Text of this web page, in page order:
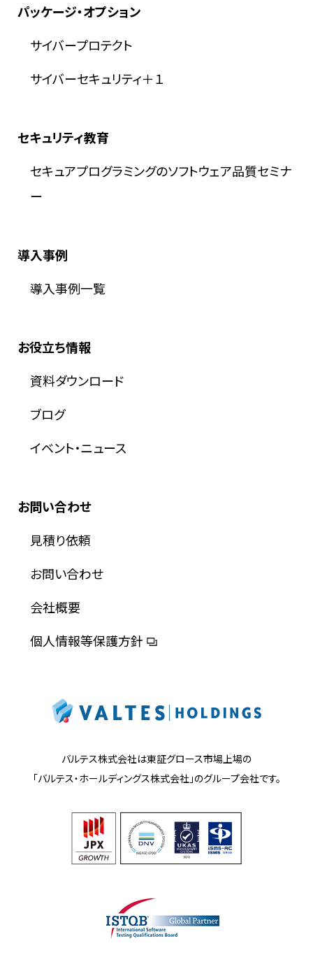
パッケージ・オプション
サイバープロテクト
サイバーセキュリティ＋１
セキュリティ教育
セキュアプログラミングのソフトウェア品質セミナ
ー
導入事例
導入事例一覧
お役立ち情報
資料ダウンロード
ブログ
イベント・ニュース
お問い合わせ
見積り依頼
お問い合わせ
会社概要
個人情報等保護方針
バルテス株式会社は東証グロース市場上場の
「バルテス・ホールディングス株式会社」のグループ会社です。